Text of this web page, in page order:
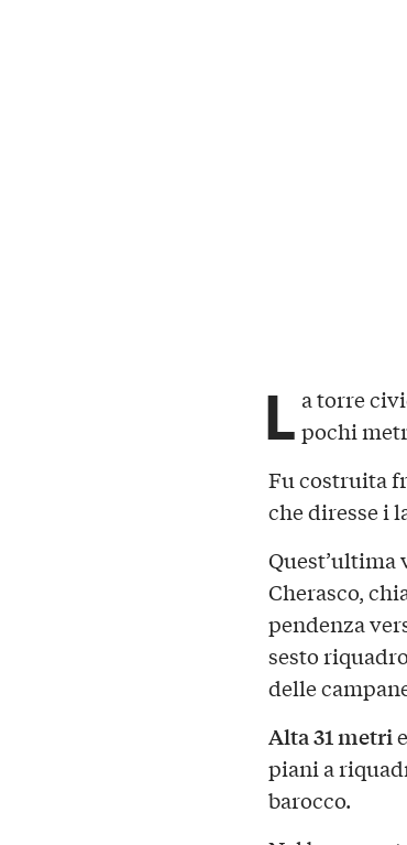
L a torre
pochi
Fu costruita
che diresse i
Quest’ultima
Cherasco,
pendenza
sesto
delle
Alta 31 metri
piani a
barocco.